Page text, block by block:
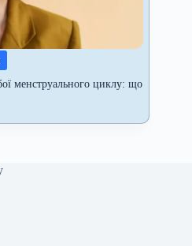
менструального циклу: що